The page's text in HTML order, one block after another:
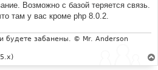
Возможно с базой теряется связь.
там у вас кроме php 8.0.2.
будете забанены. © Mr. Anderson